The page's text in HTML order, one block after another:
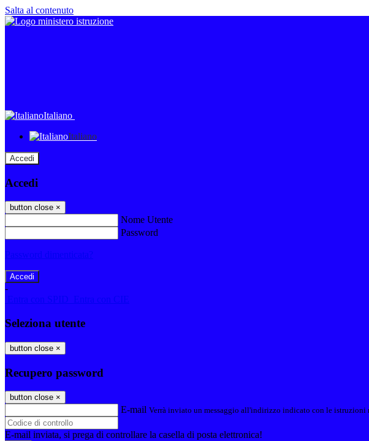
Salta al contenuto
Italiano
Italiano
Accedi
Accedi
button close ×
Nome Utente
Password
Password dimenticata?
-
Entra con SPID
Entra con CIE
Seleziona utente
button close ×
Recupero password
button close ×
E-mail Verrà inviato un messaggio all'indirizzo indicato con le istruzioni
E-mail inviata, si prega di controllare la casella di posta elettronica!